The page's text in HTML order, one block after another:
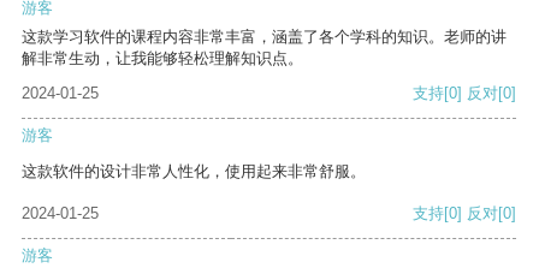
游客
这款学习软件的课程内容非常丰富，涵盖了各个学科的知识。老师的讲
解非常生动，让我能够轻松理解知识点。
2024-01-25
支持[0] 反对[0]
游客
这款软件的设计非常人性化，使用起来非常舒服。
2024-01-25 支持[0] 反对[0]
游客